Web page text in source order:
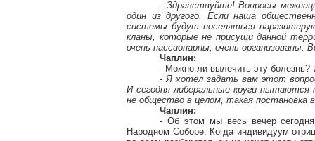
- Здравствуйте! Вопросы
один из другого. Если наша
системы будут поселяться
кланы, которые не присущи данной
очень пассионарны, очень организованы.
Чаплин:
- Можно ли вылечить эту
- Я хотел задать вам этот
И сегодня либеральные круги
не общество в целом, такая постановка
Чаплин:
- Об этом мы весь вечер
Народном Соборе. Когда индивидуум